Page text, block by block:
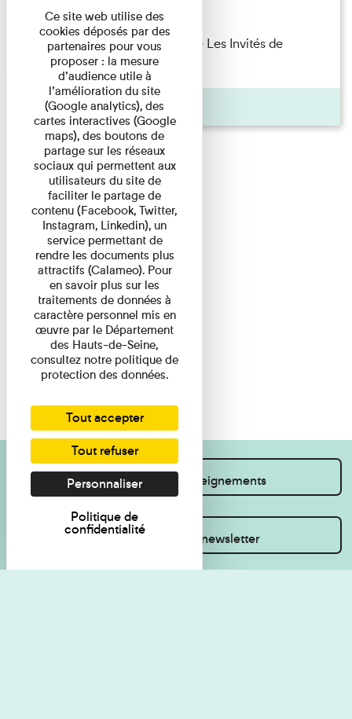
Lecture
Marie Cosnay — Toi et ton frère Les Invités de
l'Imprimerie n°10 À ...
Pages
Je souhaite des renseignements
Inscrivez-vous à la newsletter
Ce site web utilise des
cookies déposés par des
partenaires pour vous
proposer : la mesure
d’audience utile à
l’amélioration du site
(Google analytics), des
cartes interactives (Google
maps), des boutons de
partage sur les réseaux
sociaux qui permettent aux
utilisateurs du site de
faciliter le partage de
contenu (Facebook, Twitter,
Instagram, Linkedin), un
service permettant de
rendre les documents plus
attractifs (Calameo). Pour
en savoir plus sur les
traitements de données à
caractère personnel mis en
œuvre par le Département
des Hauts-de-Seine,
consultez notre politique de
protection des données.
Tout accepter
Tout refuser
Personnaliser
Politique de
confidentialité